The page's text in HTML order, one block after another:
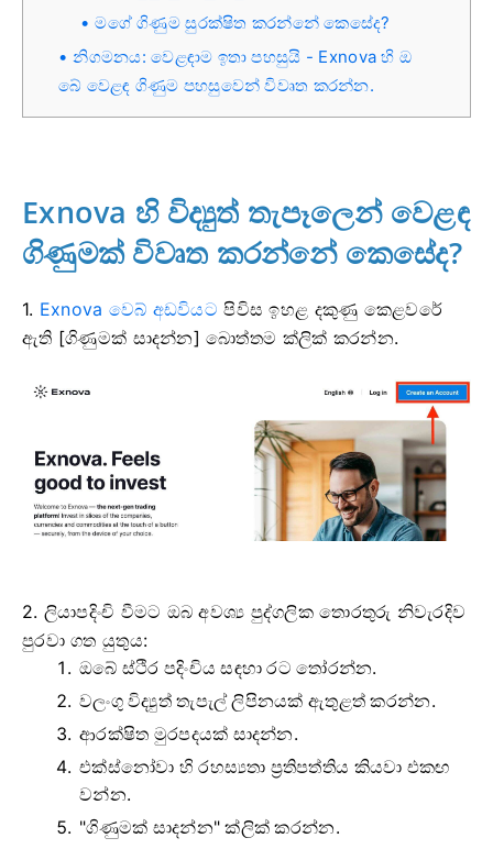
මගේ ගිණුම සුරක්ෂිත කරන්නේ කෙසේද?
නිගමනය: වෙළඳාම ඉතා පහසුයි - Exnova හි ඔ
බේ වෙළඳ ගිණුම පහසුවෙන් විවෘත කරන්න.
Exnova හි විද්‍යුත් තැපෑලෙන් වෙළඳ
ගිණුමක් විවෘත කරන්නේ කෙසේද?
1. Exnova වෙබ් අඩවියට පිවිස ඉහළ දකුණු කෙළවරේ
ඇති [ගිණුමක් සාදන්න] බොත්තම ක්ලික් කරන්න.
2. ලියාපදිංචි වීමට ඔබ අවශ්‍ය පුද්ගලික තොරතුරු නිවැරදිව
පුරවා ගත යුතුය:
ඔබේ ස්ථිර පදිංචිය සඳහා රට තෝරන්න.
වලංගු විද්‍යුත් තැපැල් ලිපිනයක් ඇතුළත් කරන්න.
ආරක්ෂිත මුරපදයක් සාදන්න.
එක්ස්නෝවා හි රහස්‍යතා ප්‍රතිපත්තිය කියවා එකඟ
වන්න.
"ගිණුමක් සාදන්න" ක්ලික් කරන්න.